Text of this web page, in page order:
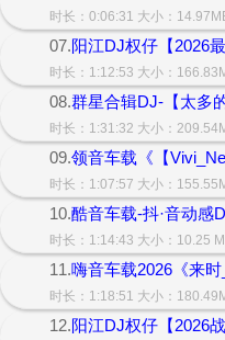
时长：0:06:31 大小：
07.阳江DJ权仔【2026
时长：1:12:53 大小：
08.群星合辑DJ-【太多
时长：1:31:32 大小：
09.领音车载《【
时长：1:07:57 大小：
10.酷音车载-抖·音动感
时长：1:14:43 大小：10.25
11.嗨音车载2026《来
时长：1:18:51 大小：
12.阳江DJ权仔【2026